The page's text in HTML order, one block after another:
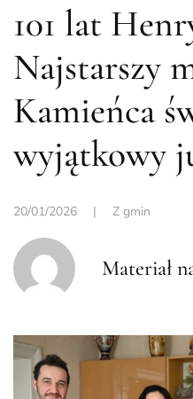
101 lat
Najstarszy
Kamieńca
wyjątkowy
20/01/2026 | Z gmin
Materiał